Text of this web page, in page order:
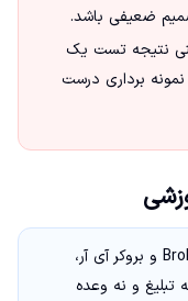
ضعیفی باشد.
نتیجه تست یک
برداری درست
هدف این صفحه در Brokerir.com و بروکر آی آر،
و نه وعده